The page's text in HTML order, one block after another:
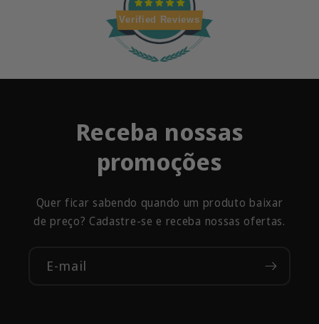
Verified Reviews
Receba nossas
promoções
Quer ficar sabendo quando um produto baixar
de preço? Cadastre-se e receba nossas ofertas.
E-mail